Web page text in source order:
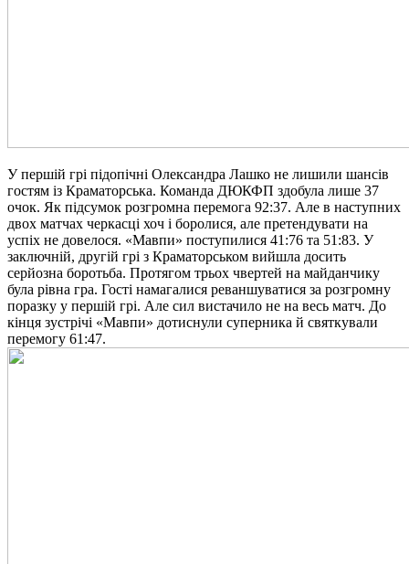
У першій грі підопічні Олександра Лашко не лишили шансів
гостям із Краматорська. Команда ДЮКФП здобула лише 37
очок. Як підсумок розгромна перемога 92:37. Але в наступних
двох матчах черкасці хоч і боролися, але претендувати на
успіх не довелося. «Мавпи» поступилися 41:76 та 51:83. У
заключній, другій грі з Краматорськом вийшла досить
серйозна боротьба. Протягом трьох чвертей на майданчику
була рівна гра. Гості намагалися реваншуватися за розгромну
поразку у першій грі. Але сил вистачило не на весь матч. До
кінця зустрічі «Мавпи» дотиснули суперника й святкували
перемогу 61:47.